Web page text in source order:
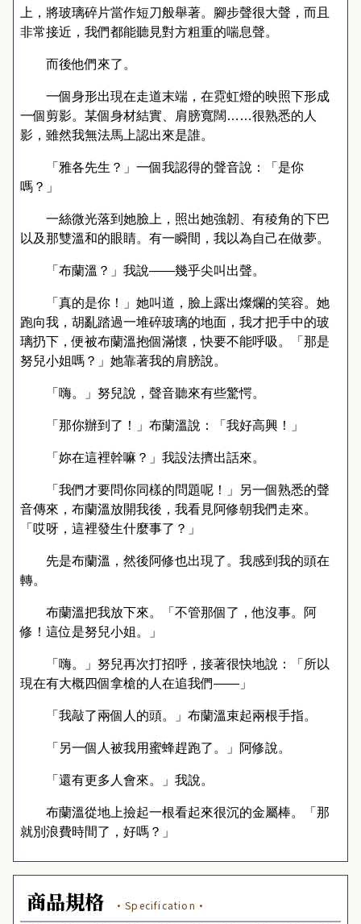
上，將玻璃碎片當作短刀般舉著。腳步聲很大聲，而且
非常接近，我們都能聽見對方粗重的喘息聲。
而後他們來了。
一個身形出現在走道末端，在霓虹燈的映照下形成
一個剪影。某個身材結實、肩膀寬闊……很熟悉的人
影，雖然我無法馬上認出來是誰。
「雅各先生？」一個我認得的聲音說：「是你
嗎？」
一絲微光落到她臉上，照出她強韌、有稜角的下巴
以及那雙溫和的眼睛。有一瞬間，我以為自己在做夢。
「布蘭溫？」我說——幾乎尖叫出聲。
「真的是你！」她叫道，臉上露出燦爛的笑容。她
跑向我，胡亂踏過一堆碎玻璃的地面，我才把手中的玻
璃扔下，便被布蘭溫抱個滿懷，快要不能呼吸。「那是
努兒小姐嗎？」她靠著我的肩膀說。
「嗨。」努兒說，聲音聽來有些驚愕。
「那你辦到了！」布蘭溫說：「我好高興！」
「妳在這裡幹嘛？」我設法擠出話來。
「我們才要問你同樣的問題呢！」另一個熟悉的聲
音傳來，布蘭溫放開我後，我看見阿修朝我們走來。
「哎呀，這裡發生什麼事了？」
先是布蘭溫，然後阿修也出現了。我感到我的頭在
轉。
布蘭溫把我放下來。「不管那個了，他沒事。阿
修！這位是努兒小姐。」
「嗨。」努兒再次打招呼，接著很快地說：「所以
現在有大概四個拿槍的人在追我們—— 」
「我敲了兩個人的頭。」布蘭溫束起兩根手指。
「另一個人被我用蜜蜂趕跑了。」阿修說。
「還有更多人會來。」我說。
布蘭溫從地上撿起一根看起來很沉的金屬棒。「那
就別浪費時間了，好嗎？」
商品規格 ·Specification·